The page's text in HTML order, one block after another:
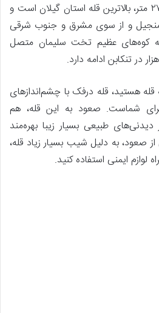
این قله با ارتفاعی حدود ۲۷۰۰ متر، بالاترین قله استان گیلان است و
و از سوی مشرق و جنوب شرقی
کوه‌های عظیم تخت سلیمان متصل
در تنکابن ادامه دارد.
قله هستید، قله درفک با چشم‌اندازهای
شماست. صعود به این قله، هم
طبیعی بسیار زیبا بهره‌مند
صعود، به دلیل شیب بسیار زیاد قله،
لوازم ایمنی استفاده کنید.